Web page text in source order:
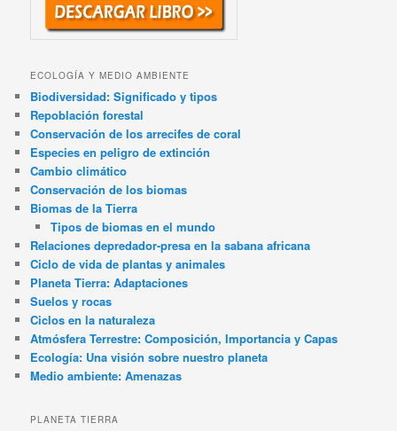
ECOLOGÍA Y MEDIO AMBIENTE
Biodiversidad: Significado y tipos
Repoblación forestal
Conservación de los arrecifes de coral
Especies en peligro de extinción
Cambio climático
Conservación de los biomas
Biomas de la Tierra
Tipos de biomas en el mundo
Relaciones depredador-presa en la sabana africana
Ciclo de vida de plantas y animales
Planeta Tierra: Adaptaciones
Suelos y rocas
Ciclos en la naturaleza
Atmósfera Terrestre: Composición, Importancia y Capas
Ecología: Una visión sobre nuestro planeta
Medio ambiente: Amenazas
PLANETA TIERRA